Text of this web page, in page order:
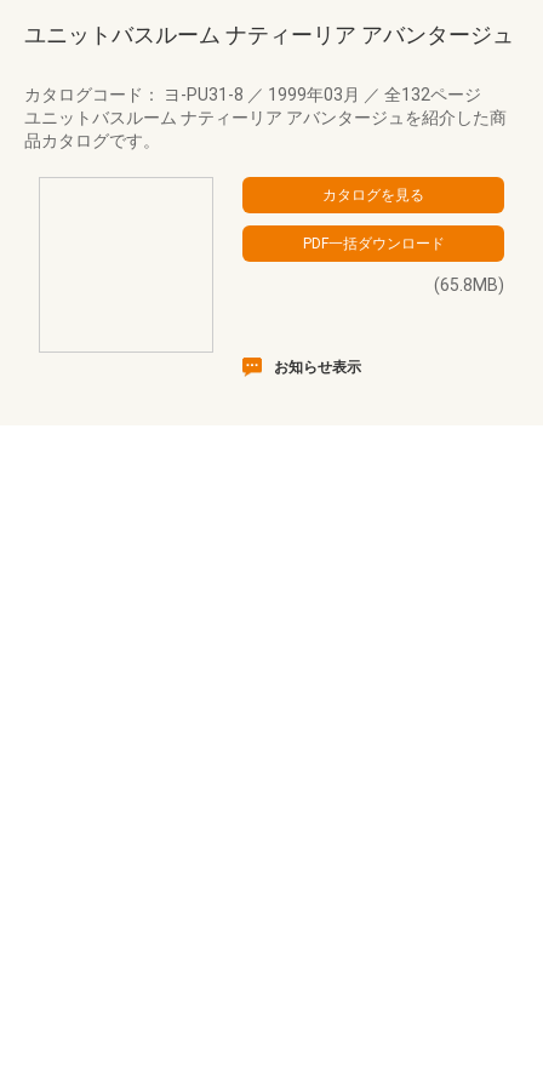
ユニットバスルーム ナティーリア アバンタージュ
カタログコード： ヨ-PU31-8 ／ 1999年03月 ／ 全132ページ
ユニットバスルーム ナティーリア アバンタージュを紹介した商
品カタログです。
(65.8MB)
お知らせ表示